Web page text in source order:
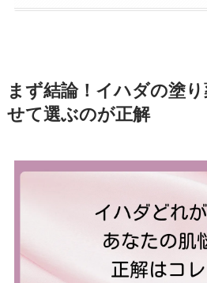
まず結論！イハダの塗
せて選ぶのが正解